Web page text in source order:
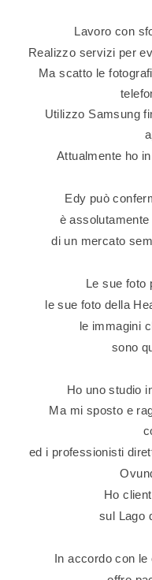
Lavoro con
Realizzo servizi per
Ma scatto le
Utilizzo Samsung
Attualmente ho
Edy può
è
di un mercato
Le sue foto
le sue foto della
le immagini
sono
Ho uno studio
Ma mi sposto e
ed i professionisti
Ho
sul Lago
In accordo con le